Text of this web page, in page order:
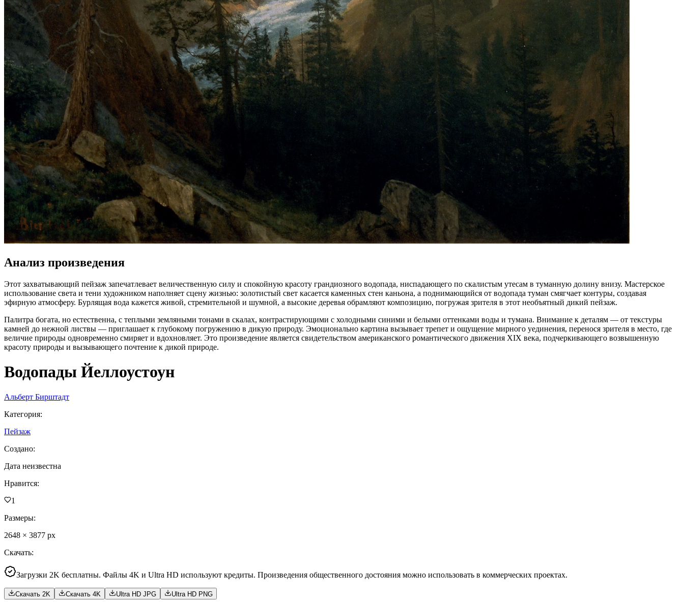
Анализ произведения
Этот захватывающий пейзаж запечатлевает величественную силу и спокойную красоту грандиозного водопада, ниспадающего по скалистым утесам в туманную долину внизу. Мастерское
использование света и тени художником наполняет сцену жизнью: золотистый свет касается каменных стен каньона, а поднимающийся от водопада туман смягчает контуры, создавая
эфирную атмосферу. Бурлящая вода кажется живой, стремительной и шумной, а высокие деревья обрамляют композицию, погружая зрителя в этот необъятный дикий пейзаж.
Палитра богата, но естественна, с теплыми земляными тонами в скалах, контрастирующими с холодными синими и белыми оттенками воды и тумана. Внимание к деталям — от текстуры
камней до нежной листвы — приглашает к глубокому погружению в дикую природу. Эмоционально картина вызывает трепет и ощущение мирного уединения, перенося зрителя в место, где
величие природы одновременно смиряет и вдохновляет. Это произведение является свидетельством американского романтического движения XIX века, подчеркивающего возвышенную
красоту природы и вызывающего почтение к дикой природе.
Водопады Йеллоустоун
Альберт Бирштадт
Категория:
Пейзаж
Создано:
Дата неизвестна
Нравится:
1
Размеры:
2648 × 3877 px
Скачать:
Загрузки 2K бесплатны. Файлы 4K и Ultra HD используют кредиты. Произведения общественного достояния можно использовать в коммерческих проектах.
Скачать 2K Скачать 4K Ultra HD JPG Ultra HD PNG